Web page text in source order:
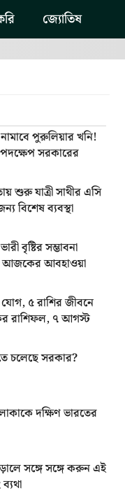
জ্যোতিষ
পুরুলিয়ার খনি!
সরকারের
শুরু যাত্রী সাথীর এসি
বিশেষ ব্যবস্থা
বৃষ্টির সম্ভাবনা
আজকের আবহাওয়া
যোগ, ৫ রাশির জীবনে
রাশিফল, ৭ আগস্ট
চলেছে সরকার?
দক্ষিণ ভারতের
সঙ্গে সঙ্গে করুন এই